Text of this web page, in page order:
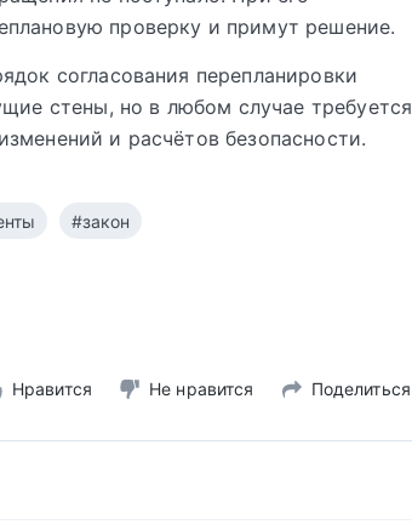
проверку и примут решение.
согласования перепланировки
стены, но в любом случае требуется
и расчётов безопасности.
#закон
Нравится Не нравится Поделиться